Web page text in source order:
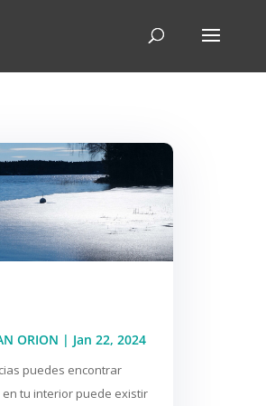
ORION | Jan 22, 2024
puedes encontrar
tu interior puede existir